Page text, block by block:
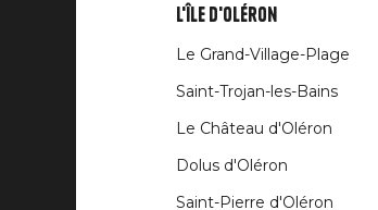
Liens
rubriques
L'île d'Oléron
Le Grand-Village-Plage
Saint-Trojan-les-Bains
Le Château d'Oléron
Dolus d'Oléron
Saint-Pierre d'Oléron